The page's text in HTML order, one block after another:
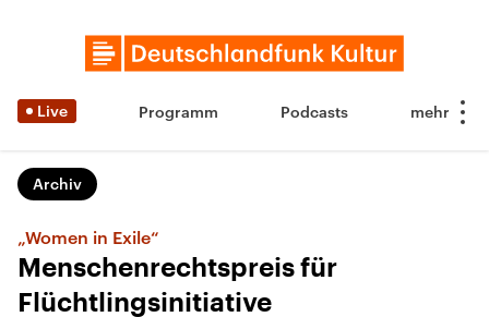
Live Programm Podcasts
Archiv
„Women in Exile“
Menschenrechtspreis für
Flüchtlingsinitiative